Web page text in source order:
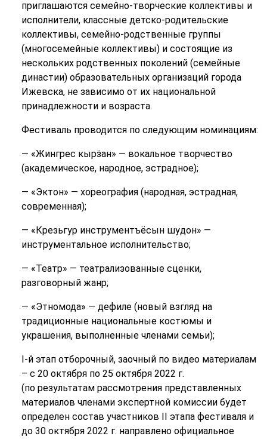
приглашаются семейно-творческие коллективы и
исполнители, классные детско-родительские
коллективы, семейно-родственные группы
(многосемейные коллективы) и состоящие из
нескольких родственных поколений (семейные
династии) образовательных организаций города
Ижевска, не зависимо от их национальной
принадлежности и возраста.
Фестиваль проводится по следующим номинациям:
— «Жингрес кырӟан» — вокальное творчество
(академическое, народное, эстрадное);
— «Эктон» — хореография (народная, эстрадная,
современная);
— «Крезьгур инструментъёсын шудон» —
инструментальное исполнительство;
— «Театр» — театрализованные сценки,
разговорный жанр;
— «Этномода» — дефиле (новый взгляд на
традиционные национальные костюмы и
украшения, выполненные членами семьи);
I-й этап отборочный, заочный по видео материалам
– с 20 октября по 25 октября 2022 г.
(по результатам рассмотрения представленных
материалов членами экспертной комиссии будет
определен состав участников II этапа фестиваля и
до 30 октября 2022 г. направлено официальное